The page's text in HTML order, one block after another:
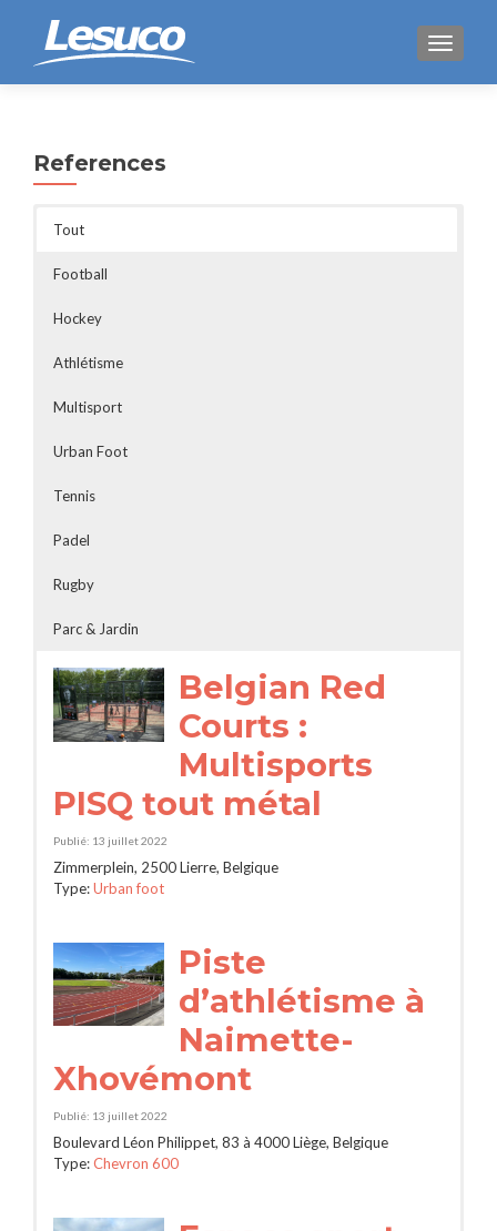
References
Tout
Football
Hockey
Athlétisme
Multisport
Urban Foot
Tennis
Padel
Rugby
Parc & Jardin
Belgian Red
Courts :
Multisports
PISQ tout métal
Publié: 13 juillet 2022
Zimmerplein, 2500 Lierre, Belgique
Type:Urban foot
Piste
d’athlétisme à
Naimette-
Xhovémont
Publié: 13 juillet 2022
Boulevard Léon Philippet, 83 à 4000 Liège, Belgique
Type:Chevron 600